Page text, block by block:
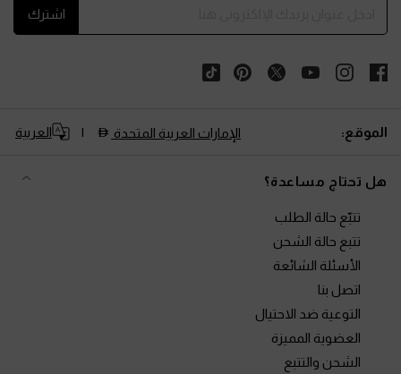
اشترك
الموقع: الإمارات العربية المتحدة العربية
هل تحتاج مساعدة؟
تتبّع حالة الطلب
تتبع حالة الشحن
الأسئلة الشائعة
اتصل بنا
التوعية ضد الاحتيال
العضوية المميزة
الشحن والتتبع